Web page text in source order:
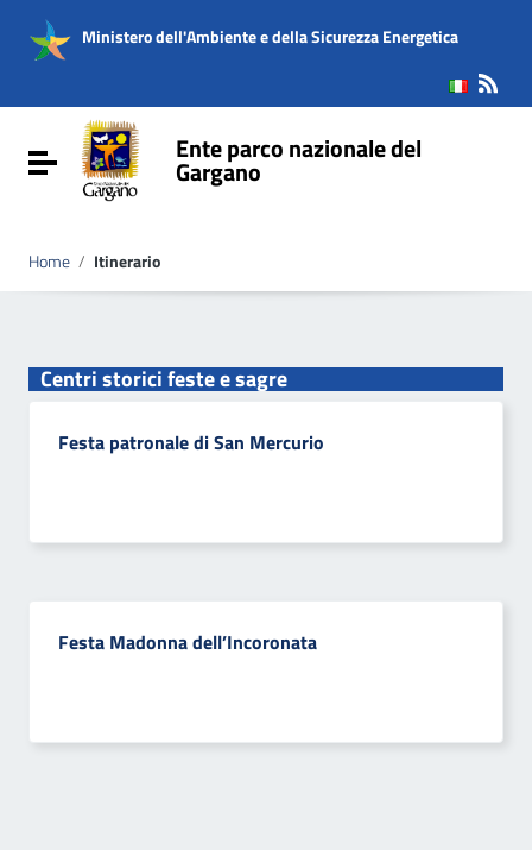
Vai al menu di navigazione
Vai al footer
Ministero dell'Ambiente e della Sicurezza Energetica
Attiva / disattiva la navigazioneEnte parco nazionale del
Gargano
Home / Itinerario
Centri storici feste e sagre
Festa patronale di San Mercurio
Festa Madonna dell’Incoronata